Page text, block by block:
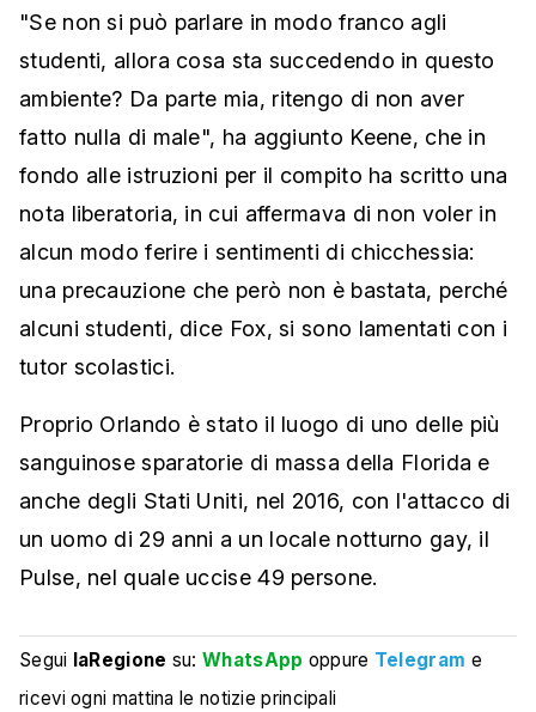
"Se non si può parlare in modo franco agli
studenti, allora cosa sta succedendo in questo
ambiente? Da parte mia, ritengo di non aver
fatto nulla di male", ha aggiunto Keene, che in
fondo alle istruzioni per il compito ha scritto una
nota liberatoria, in cui affermava di non voler in
alcun modo ferire i sentimenti di chicchessia:
una precauzione che però non è bastata, perché
alcuni studenti, dice Fox, si sono lamentati con i
tutor scolastici.
Proprio Orlando è stato il luogo di uno delle più
sanguinose sparatorie di massa della Florida e
anche degli Stati Uniti, nel 2016, con l'attacco di
un uomo di 29 anni a un locale notturno gay, il
Pulse, nel quale uccise 49 persone.
Segui laRegione su:WhatsApp oppure Telegram e
ricevi ogni mattina le notizie principali